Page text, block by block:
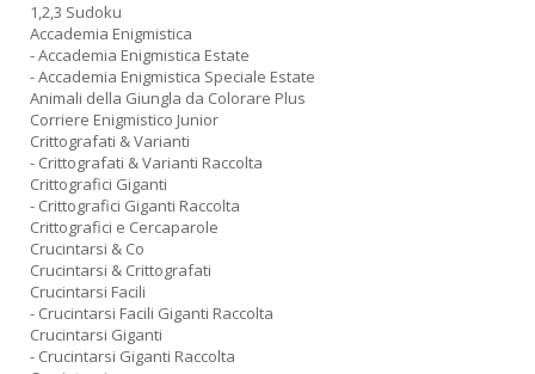
1,2,3 Sudoku
Accademia Enigmistica
- Accademia Enigmistica Estate
- Accademia Enigmistica Speciale Estate
Animali della Giungla da Colorare Plus
Corriere Enigmistico Junior
Crittografati & Varianti
- Crittografati & Varianti Raccolta
Crittografici Giganti
- Crittografici Giganti Raccolta
Crittografici e Cercaparole
Crucintarsi & Co
Crucintarsi & Crittografati
Crucintarsi Facili
- Crucintarsi Facili Giganti Raccolta
Crucintarsi Giganti
- Crucintarsi Giganti Raccolta